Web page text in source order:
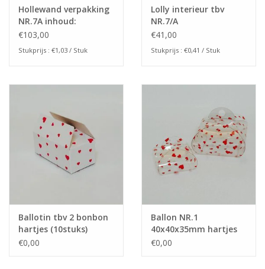
Hollewand verpakking
NR.7A inhoud:
175x120x25mm
€103,00
Stukprijs : €1,03 / Stuk
Lolly interieur tbv
NR.7/A
€41,00
Stukprijs : €0,41 / Stuk
Ballotin tbv 2 bonbon
hartjes (10stuks)
€0,00
Ballon NR.1
40x40x35mm hartjes
€0,00